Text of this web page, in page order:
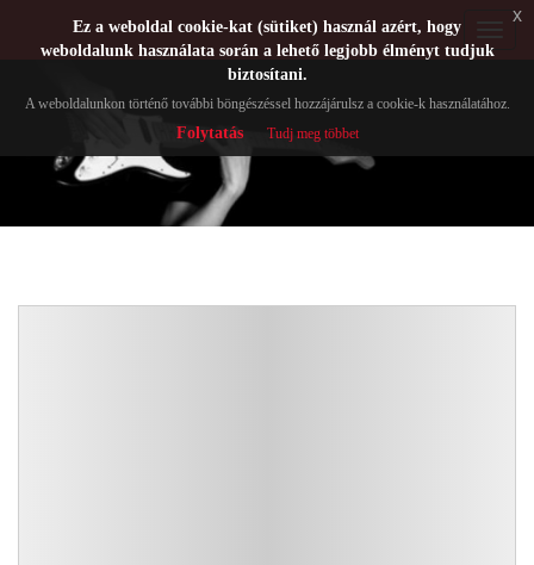
Ez a weboldal cookie-kat (sütiket) használ azért, hogy
weboldalunk használata során a lehető legjobb élményt tudjuk
biztosítani.
A weboldalunkon történő további böngészéssel hozzájárulsz a cookie-k használatához.
Folytatás Tudj meg többet
x